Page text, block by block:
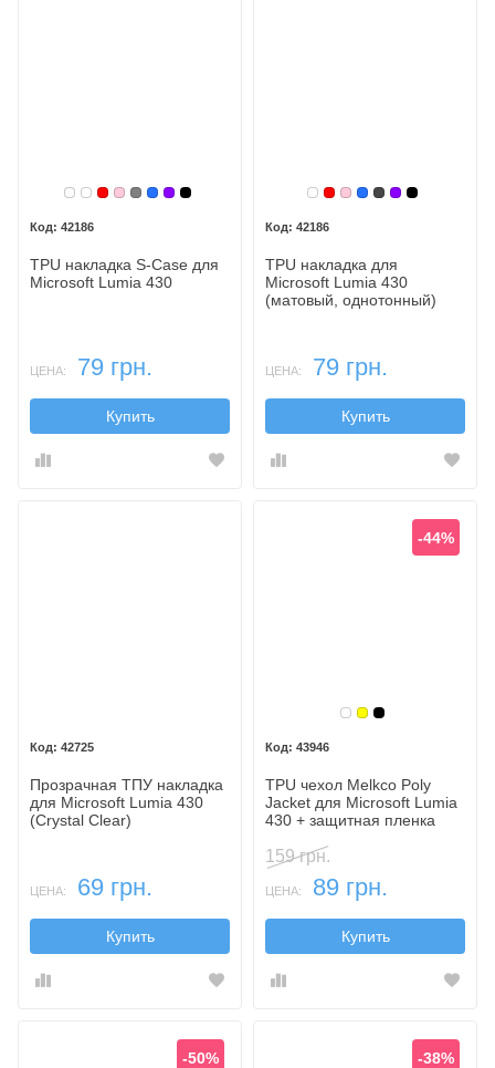
Белый
Бесцветный
Красный
Розовый
Серый
Синий
Фиолетовый
Черный
42186
TPU накладка S-Case для
Microsoft Lumia 430
ЦЕНА: 79 грн.
Купить
Бесцветный
Красный
Розовый
Синий
Темный
Фиолетовый
Черный
42186
TPU накладка для
Microsoft Lumia 430
(матовый, однотонный)
ЦЕНА: 79 грн.
Купить
42725
Прозрачная ТПУ накладка
для Microsoft Lumia 430
(Crystal Clear)
ЦЕНА: 69 грн.
Купить
Бесцветный
Желтый
Черный
-44%
43946
TPU чехол Melkco Poly
Jacket для Microsoft Lumia
430 + защитная пленка
159 грн.
ЦЕНА: 89 грн.
Купить
-50% -38%